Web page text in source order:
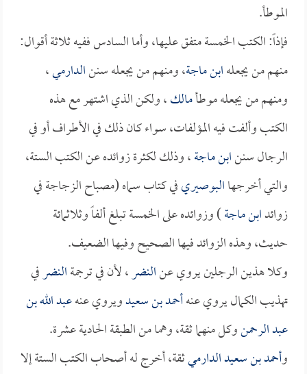
الموطأ.
فإذاً: الكتب الخمسة متفق عليها، وأما السادس ففيه ثلاثة أقوال:
منهم من يجعلهابن ماجة، ومنهم من يجعله سننالدارمي،
ومنهم من يجعله موطأمالك، ولكن الذي اشتهر مع هذه
الكتب وألفت فيه المؤلفات، سواء كان ذلك في الأطراف أو في
الرجال سننابن ماجة، وذلك لكثرة زوائده عن الكتب الستة،
والتي أخرجهاالبوصيريفي كتاب سماه (مصباح الزجاجة في
زوائدابن ماجة) وزوائده على الخمسة تبلغ ألفاً وثلاثمائة
حديث، وهذه الزوائد فيها الصحيح وفيها الضعيف.
وكلا هذين الرجلين يروي عنالنضر، لأن في ترجمةالنضرفي
تهذيب الكمال يروي عنهأحمد بن سعيدويروي عنهعبد الله بن
عبد الرحمنوكل منهما ثقة، وهما من الطبقة الحادية عشرة.
وأحمد بن سعيد الدارميثقة، أخرج له أصحاب الكتب الستة إلا